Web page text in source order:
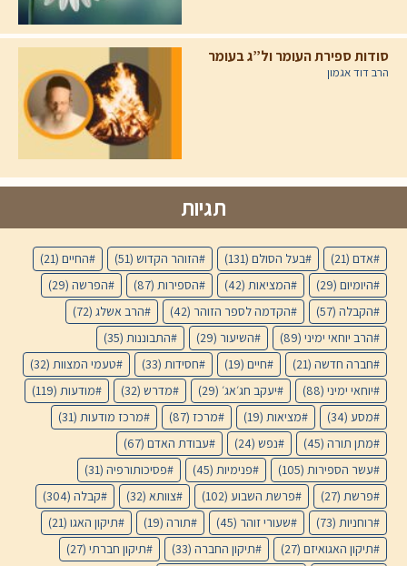
סודות ספירת העומר ול”ג בעומר
הרב דוד אגמון
תגיות
אדם (21) בעל הסולם (131) הזוהר הקדוש (51) החיים (21)
היומיום (29) המציאות (42) הספירות (87) הפרשה (29)
הקבלה (57) הקדמה לספר הזוהר (42) הרב אשלג (72)
הרב יוחאי ימיני (89) השיעור (29) התבוננות (35)
חברה חדשה (21) חיים (19) חסידות (33) טעמי המצוות (32)
יוחאי ימיני (88) יעקב חג׳אג׳ (29) מדרש (32) מודעות (119)
מסע (34) מציאות (19) מרכז (87) מרכז מודעות (31)
מתן תורה (45) נפש (24) עבודת האדם (67)
עשר הספירות (105) פנימיות (45) פסיכותורפיה (31)
פרשת (27) פרשת השבוע (102) צוותא (32) קבלה (304)
רוחניות (73) שעורי זוהר (45) תורה (19) תיקון האגו (21)
תיקון האגואיזם (27) תיקון החברה (33) תיקון חברתי (27)